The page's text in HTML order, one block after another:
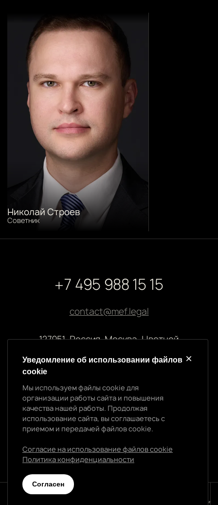
Николай Строев
Советник
+7 495 988 15 15
contact@mef.legal
127051, Россия, Москва, Цветной
Реквизиты компании
ООО “МЭФ ЛИГАЛ”
ИНН 7704874992
ОГРН 5147746145718
Политика конфиденциальности
Уведомление об использовании cookie
Мы используем файлы cookie для организации
работы сайта и повышения качества нашей работы.
Продолжая использование сайта, вы
соглашаетесь с приемом и передачей файлов
cookie.
Согласен
Уведомление об использовании файлов
cookie
Мы используем файлы cookie для
организации работы сайта и повышения
качества нашей работы. Продолжая
использование сайта, вы соглашаетесь с
приемом и передачей файлов cookie.
Согласие на использование файлов cookie
Политика конфиденциальности
Cогласен